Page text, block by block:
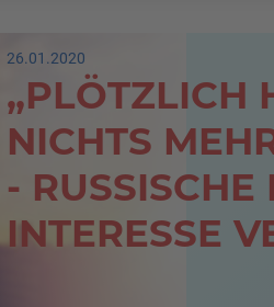
26.01.2020
„PLÖTZLICH
NICHTS
- RUSSISCHE
INTERESSE